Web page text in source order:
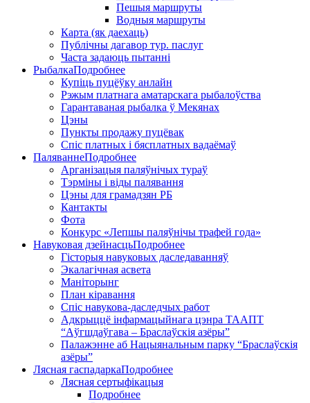
Пешыя маршруты
Водныя маршруты
Карта (як даехаць)
Публічны дагавор тур. паслуг
Часта задаюць пытанні
РыбалкаПодробнее
Купіць пуцёўку анлайн
Рэжым платнага аматарскага рыбалоўства
Гарантаваная рыбалка ў Мекянах
Цэны
Пункты продажу пуцёвак
Спіс платных і бясплатных вадаёмаў
ПаляваннеПодробнее
Арганізацыя паляўнічых тураў
Тэрміны і віды палявання
Цэны для грамадзян РБ
Кантакты
Фота
Конкурс «Лепшы паляўнічы трафей года»
Навуковая дзейнасцьПодробнее
Гісторыя навуковых даследаванняў
Экалагічная асвета
Маніторынг
План кіравання
Спіс навукова-даследчых работ
Адкрыццё інфармацыйнага цэнра ТААПТ
“Аўгшдаўгава – Браслаўскія азёры”
Палажэнне аб Нацыянальным парку “Браслаўскія
азёры”
Лясная гаспадаркаПодробнее
Лясная сертыфікацыя
Подробнее